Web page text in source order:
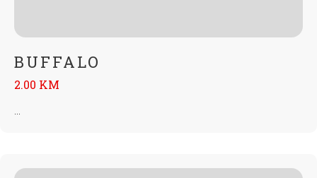
BUFFALO
2.00 KM